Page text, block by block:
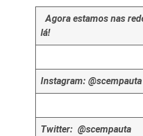
Agora estamos nas
lá!
Instagram: @scempauta
Twitter: @scempauta